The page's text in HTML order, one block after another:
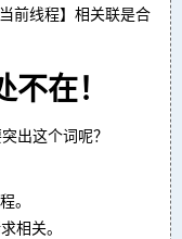
前线程】相关联是合
在！
出这个词呢？
。
相关。